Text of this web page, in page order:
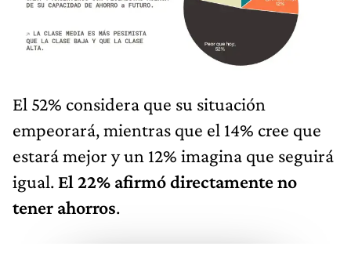
El 52% considera que su situación
empeorará, mientras que el 14% cree que
estará mejor y un 12% imagina que seguirá
igual. El 22% afirmó directamente no
tener ahorros.